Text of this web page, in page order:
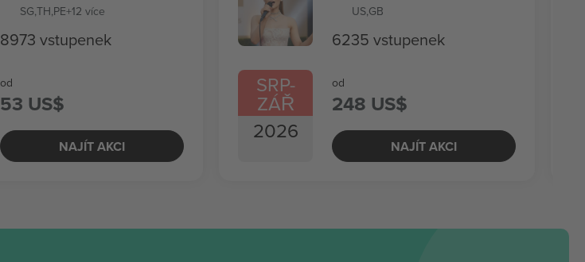
SG,TH,PE+12 více
8973 vstupenek
od
53 US$
NAJÍT AKCI
SRP-
ZÁŘ
2026
US,GB
6235 vstupenek
od
248 US$
NAJÍT AKCI